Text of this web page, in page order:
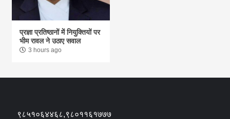
प्रज्ञा प्रतिष्ठानों में नियुक्तियों पर
भीम रावल ने उठाए सवाल
3 hours ago
९८५१०६४४६८,९८०११६१७७७